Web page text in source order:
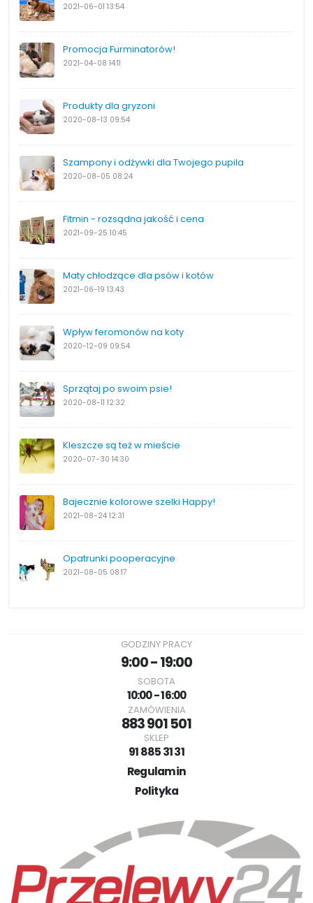
2021-06-01 13:54
Promocja Furminatorów!
2021-04-08 14:11
Produkty dla gryzoni
2020-08-13 09:54
Szampony i odżywki dla Twojego pupila
2020-08-05 08:24
Fitmin - rozsądna jakość i cena
2021-09-25 10:45
Maty chłodzące dla psów i kotów
2021-06-19 13:43
Wpływ feromonów na koty
2020-12-09 09:54
Sprzątaj po swoim psie!
2020-08-11 12:32
Kleszcze są też w mieście
2020-07-30 14:30
Bajecznie kolorowe szelki Happy!
2021-08-24 12:31
Opatrunki pooperacyjne
2021-08-05 08:17
GODZINY PRACY
9:00 - 19:00
SOBOTA
10:00 - 16:00
ZAMÓWIENIA
883 901 501
SKLEP
91 885 31 31
Regulamin
Polityka